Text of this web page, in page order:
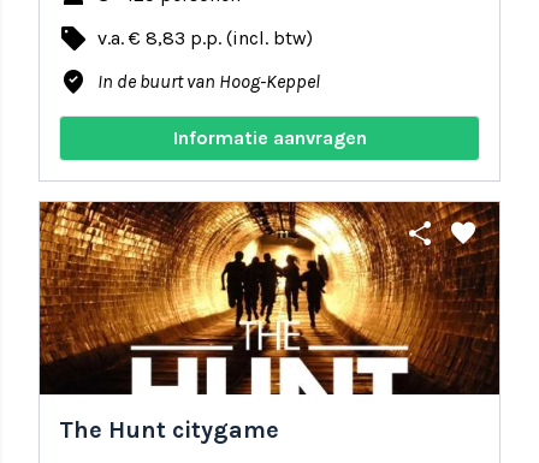
local_offer v.a. € 8,83 p.p. (incl. btw)
where_to_vote In de buurt van Hoog-Keppel
Informatie aanvragen
share favorite
The Hunt citygame